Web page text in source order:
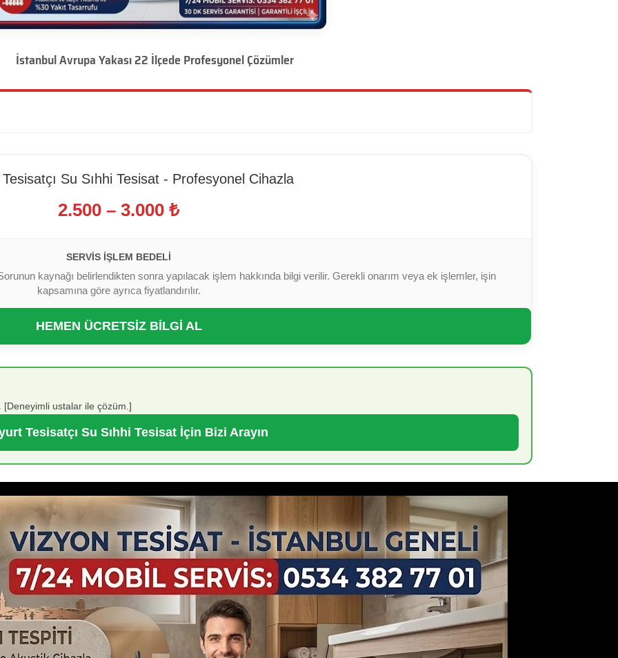
İstanbul Avrupa Yakası 22 İlçede Profesyonel Çözümler
Su Sıhhi Tesisat - Profesyonel Cihazla
2.500 – 3.000 ₺
SERVIS İŞLEM BEDELI
kaynağı belirlendikten sonra yapılacak işlem hakkında bilgi verilir. Gerekli onarım veya ek işlemler, işin
kapsamına göre ayrıca fiyatlandırılır.
HEMEN ÜCRETSİZ BİLGİ AL
[Deneyimli ustalar ile çözüm.]
Tesisatçı Su Sıhhi Tesisat İçin Bizi Arayın